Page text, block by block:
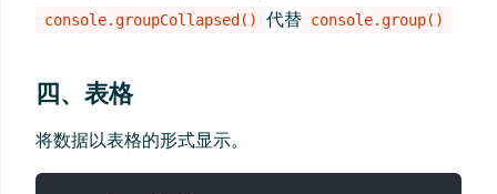
console.groupCollapsed() 代替 console.group()
四、表格
将数据以表格的形式显示。